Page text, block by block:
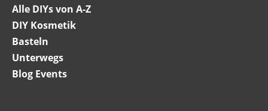
Alle DIYs von A-Z
DIY Kosmetik
Basteln
Unterwegs
Blog Events